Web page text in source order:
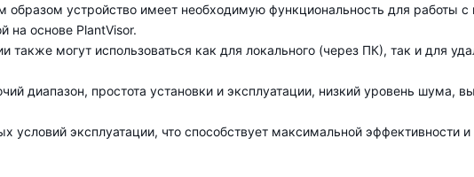
образом устройство имеет необходимую функциональность для работы
на основе PlantVisor.
также могут использоваться как для локального (через ПК), так и для
диапазон, простота установки и эксплуатации, низкий уровень шума,
условий эксплуатации, что способствует максимальной эффективности